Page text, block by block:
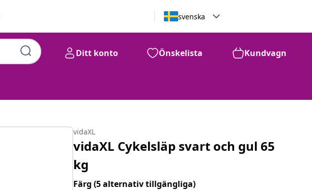
svenska
Ditt konto Önskelista Kundvagn
vidaXL
vidaXL Cykelsläp svart och gul 65
kg
Färg(5 alternativ tillgängliga)